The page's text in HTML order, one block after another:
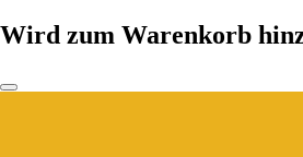
Wird zum Warenkorb